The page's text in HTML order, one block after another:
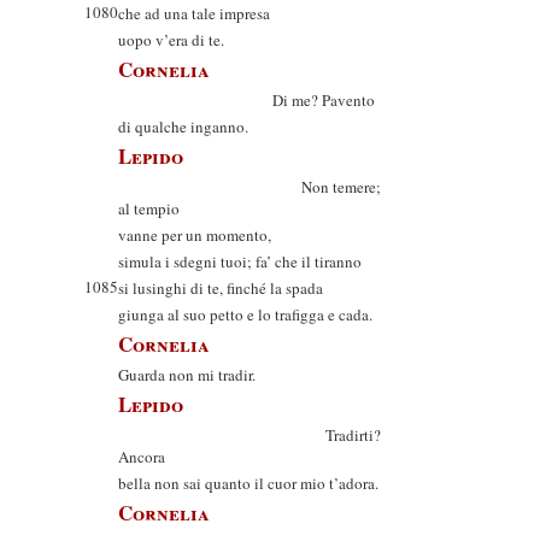
1080che ad una tale impresa
uopo v’era di te.
Cornelia
Di me? Pavento
di qualche inganno.
Lepido
Non temere;
al tempio
vanne per un momento,
simula i sdegni tuoi; fa’ che il tiranno
1085si lusinghi di te, finché la spada
giunga al suo petto e lo trafigga e cada.
Cornelia
Guarda non mi tradir.
Lepido
Tradirti?
Ancora
bella non sai quanto il cuor mio t’adora.
Cornelia